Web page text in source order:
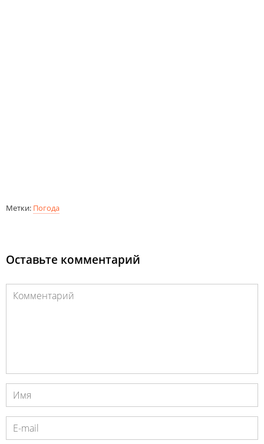
Метки: Погода
Оставьте комментарий